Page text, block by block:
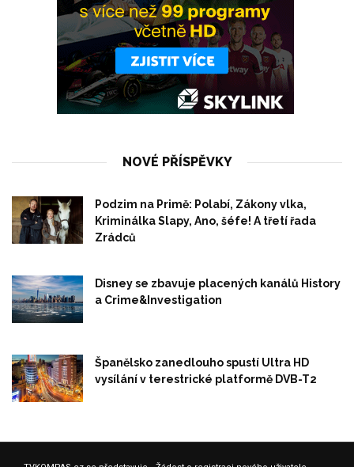
NOVÉ PŘÍSPĚVKY
Podzim na Primě: Polabí, Zákony vlka,
Kriminálka Slapy, Ano, šéfe! A třetí řada
Zrádců
Disney se zbavuje placených kanálů History
a Crime&Investigation
Španělsko zanedlouho spustí Ultra HD
vysílání v terestrické platformě DVB-T2